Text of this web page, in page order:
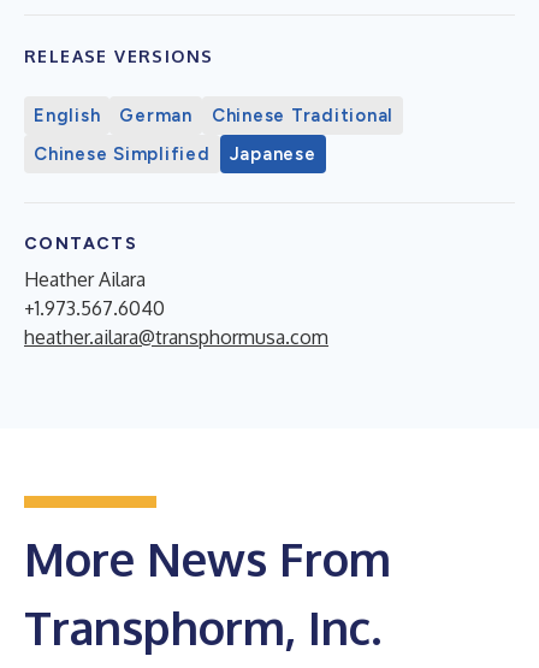
RELEASE VERSIONS
English German
Chinese Traditional
Chinese Simplified
Japanese
CONTACTS
Heather Ailara
+1.973.567.6040
heather.ailara@transphormusa.com
More News From
Transphorm, Inc.